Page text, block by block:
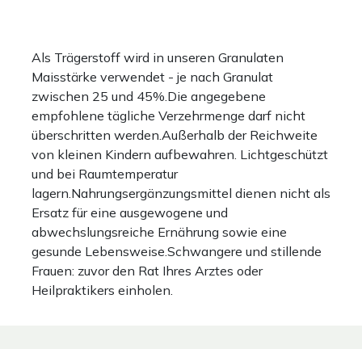
Als Trägerstoff wird in unseren Granulaten
Maisstärke verwendet - je nach Granulat
zwischen 25 und 45%.Die angegebene
empfohlene tägliche Verzehrmenge darf nicht
überschritten werden.Außerhalb der Reichweite
von kleinen Kindern aufbewahren. Lichtgeschützt
und bei Raumtemperatur
lagern.Nahrungsergänzungsmittel dienen nicht als
Ersatz für eine ausgewogene und
abwechslungsreiche Ernährung sowie eine
gesunde Lebensweise.Schwangere und stillende
Frauen: zuvor den Rat Ihres Arztes oder
Heilpraktikers einholen.